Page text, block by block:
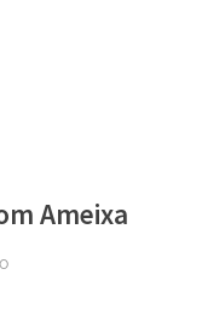
Ameixa
em